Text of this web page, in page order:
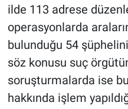
ilde 113 adrese
operasyonlarda
bulunduğu 54
söz konusu suç
soruşturmalarda ise
hakkında işlem